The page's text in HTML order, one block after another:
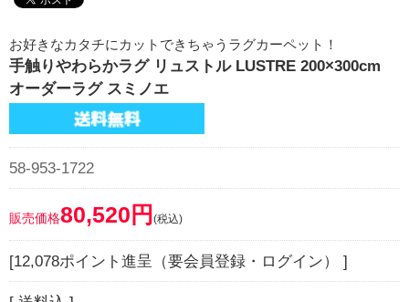
お好きなカタチにカットできちゃうラグカーペット！
手触りやわらかラグ リュストル LUSTRE 200×300cm
オーダーラグ スミノエ
58-953-1722
販売価格80,520円 (税込)
[12,078ポイント進呈（要会員登録・ログイン） ]